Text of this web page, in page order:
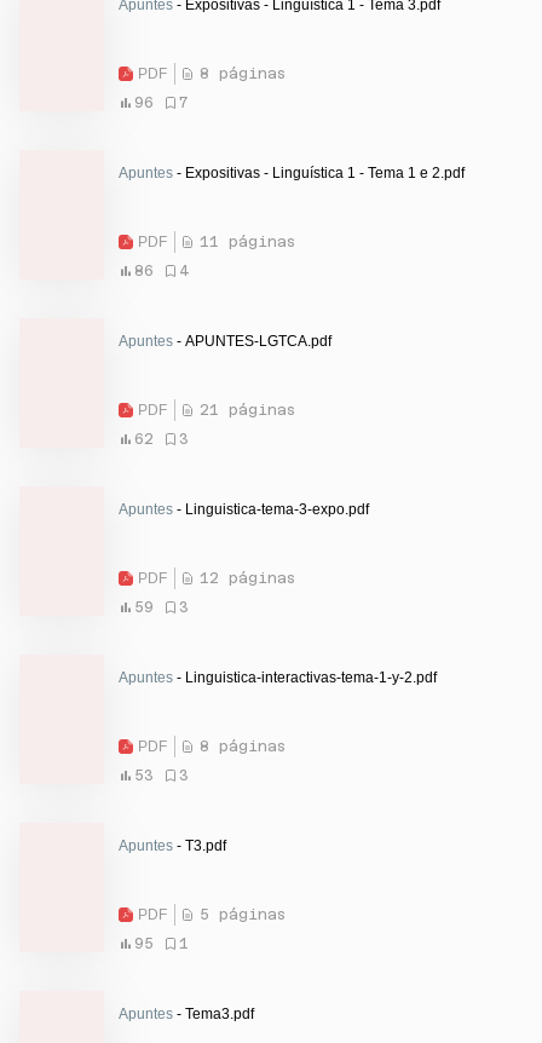
Apuntes - Expositivas - Linguística 1 - Tema 3.pdf
PDF
8 páginas
96
7
Apuntes - Expositivas - Linguística 1 - Tema 1 e 2.pdf
PDF
11 páginas
86
4
Apuntes - APUNTES-LGTCA.pdf
PDF
21 páginas
62
3
Apuntes - Linguistica-tema-3-expo.pdf
PDF
12 páginas
59
3
Apuntes - Linguistica-interactivas-tema-1-y-2.pdf
PDF
8 páginas
53
3
Apuntes - T3.pdf
PDF
5 páginas
95
1
Apuntes - Tema3.pdf